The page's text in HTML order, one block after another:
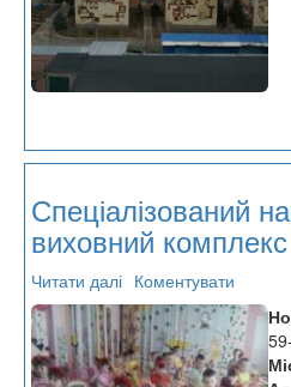
Спеціалізований
виховний
Читати далі про
Спеціалізований
навчально-
виховний
комплекс
Коментувати